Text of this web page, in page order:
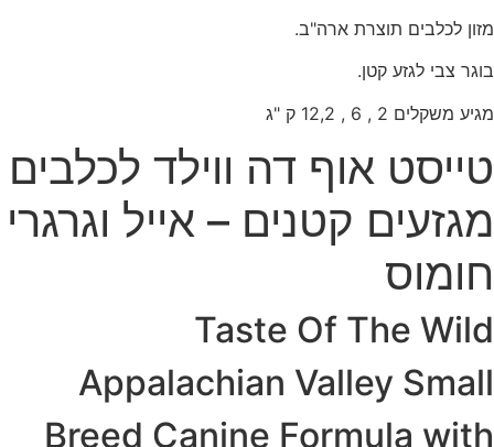
מזון לכלבים תוצרת ארה"ב.
בוגר צבי לגזע קטן.
מגיע משקלים 2 , 6 , 12,2 ק "ג
טייסט אוף דה ווילד לכלבים
מגזעים קטנים – אייל וגרגרי
חומוס
Taste Of The Wild
Appalachian Valley Small
Breed Canine Formula with